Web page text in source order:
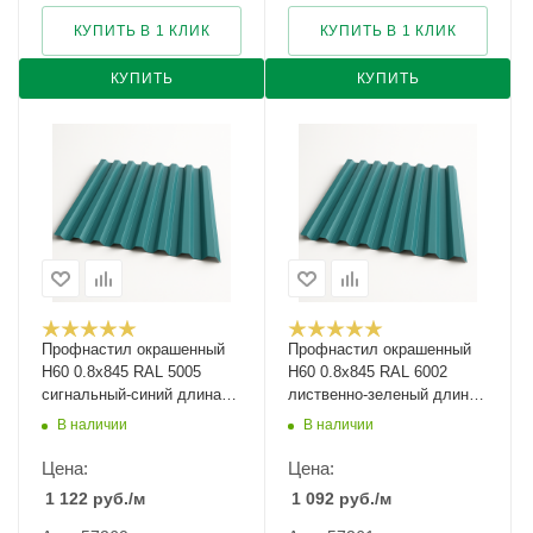
КУПИТЬ
КУПИТЬ В 1 КЛИК
КУПИТЬ
КУПИТЬ В 1 КЛИК
Профнастил окрашенный
Н60 0.8х845 RAL 5005
сигнальный-синий длина
под заказ арт.1287512
В наличии
Цена:
1 122 руб./м
Профнастил окрашенный
Н60 0.8х845 RAL 6002
лиственно-зеленый длина
под заказ арт.1242512
В наличии
Цена:
1 092 руб./м